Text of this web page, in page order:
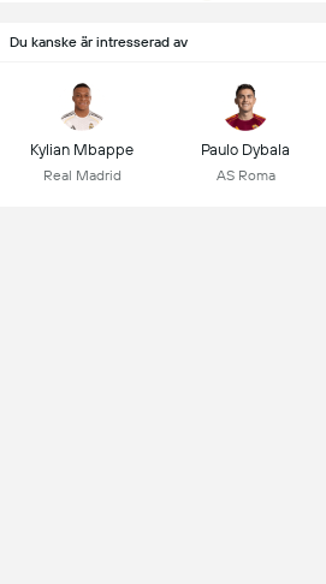
Du kanske är intresserad av
Kylian Mbappe
Real Madrid
Paulo Dybala
AS Roma